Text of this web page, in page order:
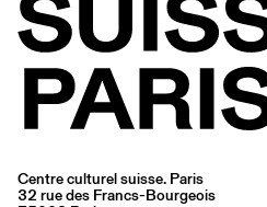
Centre culturel suisse. Paris
32 rue des Francs-Bourgeois